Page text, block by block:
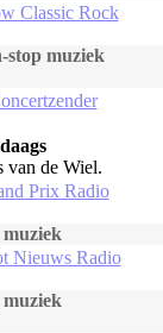
van de Wiel.